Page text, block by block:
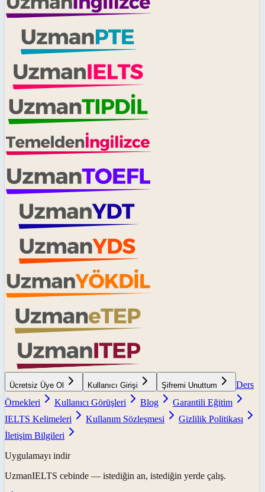
Ücretsiz Üye Ol Kullanıcı Girişi Şifremi Unuttum
Ders
Örnekleri
Kullanıcı Görüşleri Blog
Garantili Eğitim
IELTS Kelimeleri
Kullanım Sözleşmesi
Gizlilik Politikası
İletişim Bilgileri
Uygulamayı indir
UzmanIELTS cebinde — istediğin an, istediğin yerde çalış.